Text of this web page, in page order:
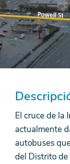
El cruce de la
actualmente
autobuses
del Distrito